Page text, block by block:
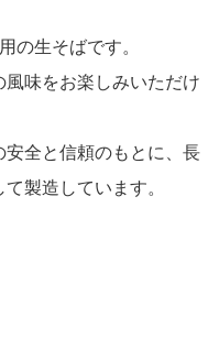
の生そばです。
味をお楽しみいただけ
全と信頼のもとに、長
製造しています。